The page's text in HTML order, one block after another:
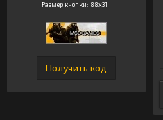
Размер кнопки: 88x31